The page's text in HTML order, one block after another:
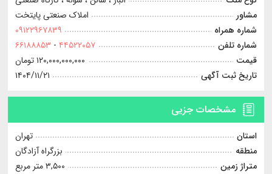
مشاور
املاک صنعتی پایتخت
شماره همراه
۰۹۱۲۲۹۶۷۸۳۹
شماره تلفن
۴۴۵۲۲۰۵۷ - ۶۶۱۸۸۸۵۳
قیمت
۱۲۰,۰۰۰,۰۰۰,۰۰۰ تومان
تاریخ ثبت آگهی
۱۴۰۴/۱۱/۲۱
مشخصات جزیی
استان
تهران
منطقه
بزرگراه آزادگان
متراژ زمین
۳,۵۰۰ متر مربع